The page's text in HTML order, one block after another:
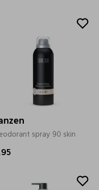
spray 90 skin